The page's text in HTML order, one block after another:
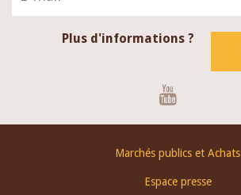
Plus d'informations ?
Marchés publics et Achats
Espace presse